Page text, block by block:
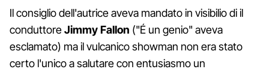
Il consiglio dell'autrice aveva mandato in visibilio di il
conduttoreJimmy Fallon ("É un genio" aveva
esclamato) ma il vulcanico showman non era stato
certo l'unico a salutare con entusiasmo un